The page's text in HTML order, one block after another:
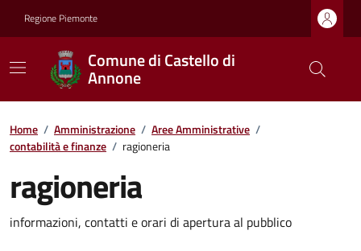
Regione Piemonte
Comune di Castello di
Annone
Home / Amministrazione / Aree Amministrative /
contabilità e finanze / ragioneria
ragioneria
informazioni, contatti e orari di apertura al pubblico